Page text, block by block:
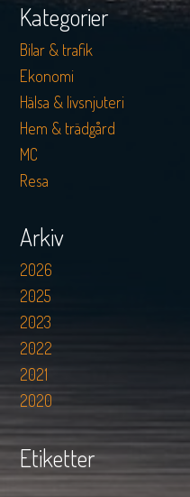
Kategorier
Bilar & trafik
Ekonomi
Hälsa & livsnjuteri
Hem & trädgård
MC
Resa
Arkiv
2026
2025
2023
2022
2021
2020
Etiketter